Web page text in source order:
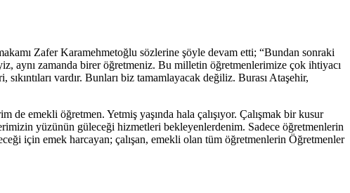
Zafer Karamehmetoğlu sözlerine şöyle devam etti; “Bundan sonraki
aynı zamanda birer öğretmeniz. Bu milletin öğretmenlerimize çok ihtiyacı
vardır. Bunları biz tamamlayacak değiliz. Burası Ataşehir,
emekli öğretmen. Yetmiş yaşında hala çalışıyor. Çalışmak bir kusur
yüzünün güleceği hizmetleri bekleyenlerdenim. Sadece öğretmenlerin
için emek harcayan; çalışan, emekli olan tüm öğretmenlerin Öğretmenler